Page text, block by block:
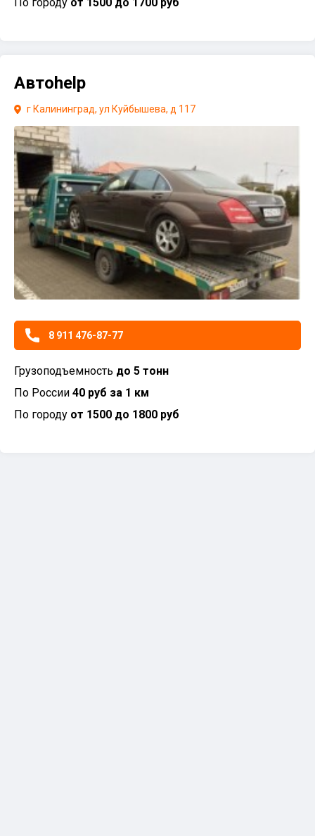
По городу от 1500 до 1700 руб
Автоhelp
г Калининград, ул Куйбышева, д 117
Грузоподъемность до 5 тонн
По России 40 руб за 1 км
По городу от 1500 до 1800 руб
8 911 476-87-77